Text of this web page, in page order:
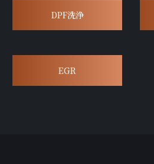
DPF洗浄
EGR